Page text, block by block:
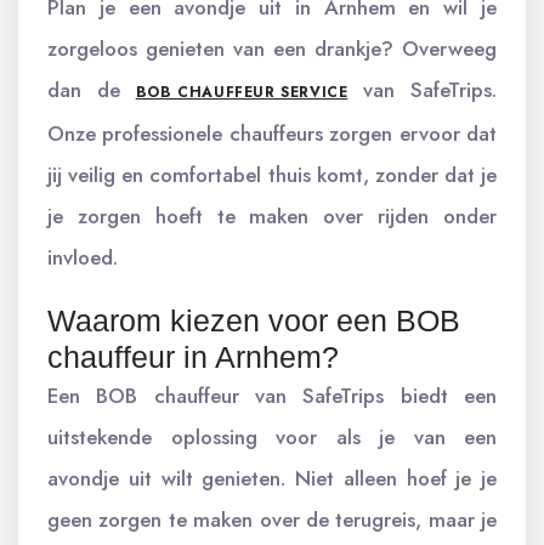
Plan je een avondje uit in Arnhem en wil je
zorgeloos genieten van een drankje? Overweeg
dan de
BOB CHAUFFEUR SERVICE
van SafeTrips.
Onze professionele chauffeurs zorgen ervoor dat
jij veilig en comfortabel thuis komt, zonder dat je
je zorgen hoeft te maken over rijden onder
invloed.
Waarom kiezen voor een BOB
chauffeur in Arnhem?
Een BOB chauffeur van SafeTrips biedt een
uitstekende oplossing voor als je van een
avondje uit wilt genieten. Niet alleen hoef je je
geen zorgen te maken over de terugreis, maar je